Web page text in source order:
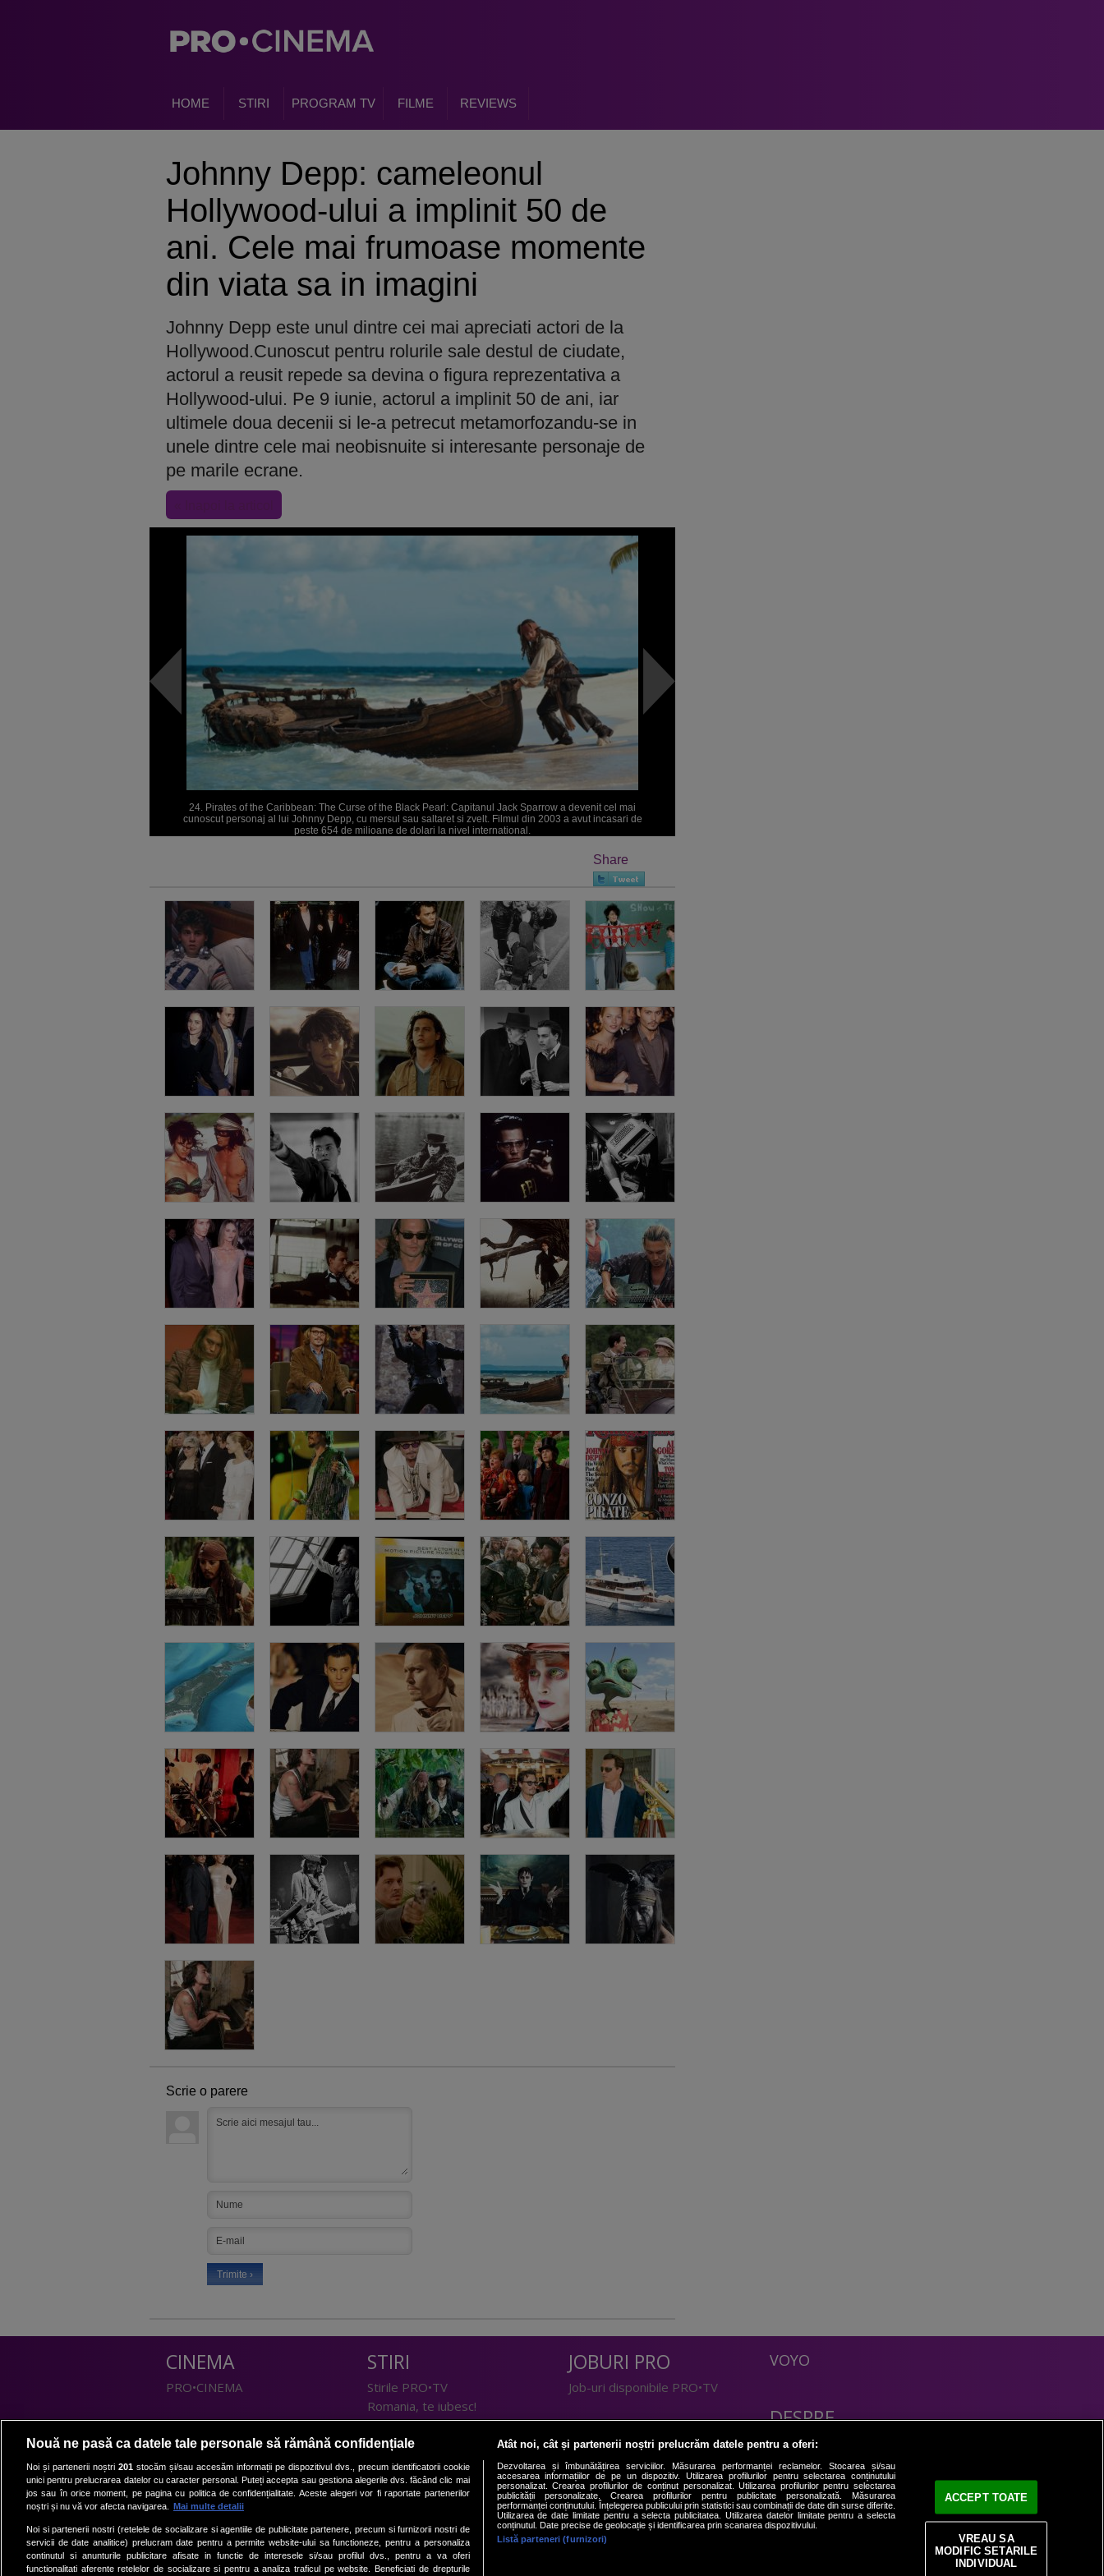
HOME STIRI PROGRAM TV FILME REVIEWS
Johnny Depp: cameleonul
Hollywood-ului a implinit 50 de
ani. Cele mai frumoase momente
din viata sa in imagini
Johnny Depp este unul dintre cei mai apreciati actori de la
Hollywood.Cunoscut pentru rolurile sale destul de ciudate,
actorul a reusit repede sa devina o figura reprezentativa a
Hollywood-ului. Pe 9 iunie, actorul a implinit 50 de ani, iar
ultimele doua decenii si le-a petrecut metamorfozandu-se in
unele dintre cele mai neobisnuite si interesante personaje de
pe marile ecrane.
24. Pirates of the Caribbean: The Curse of the Black Pearl: Capitanul Jack Sparrow a devenit cel mai
cunoscut personaj al lui Johnny Depp, cu mersul sau saltaret si zvelt. Filmul din 2003 a avut incasari de
peste 654 de milioane de dolari la nivel international.
Share
Scrie o parere
CINEMA
PRO•CINEMA
DIVERTISMENT
PRO•TV
Romanii au talent
Vocea Romaniei
Las Fierbinti
La Maruta
Apropo TV
STIRI
Stirile PRO•TV
Romania, te iubesc!
TEHNOLOGIE
I Like IT
SPORT
Sport.ro
JOBURI PRO
Job-uri disponibile PRO•TV
LIFESTYLE
Doctor de Bine
Acasă
Acasă Gold
Perfecte
DeBarbati
VOYO
DESPRE
Politica Confidentialitate
Contact
Nouă ne pasă ca datele tale personale să rămână confidențiale
Noi și partenerii noștri 201stocăm și/sau accesăm informații pe dispozitivul dvs., precum identificatorii cookie
unici pentru prelucrarea datelor cu caracter personal. Puteți accepta sau gestiona alegerile dvs. făcând clic mai
jos sau în orice moment, pe pagina cu politica de confidențialitate. Aceste alegeri vor fi raportate partenerilor
noștri și nu vă vor afecta navigarea.
Mai multe detalii
Noi si partenerii nostri (retelele de socializare si agentiile de publicitate partenere, precum si furnizorii nostri de
servicii de date analitice) prelucram date pentru a permite website-ului sa functioneze, pentru a personaliza
continutul si anunturile publicitare afisate in functie de interesele si/sau profilul dvs., pentru a va oferi
functionalitati aferente retelelor de socializare si pentru a analiza traficul pe website. Beneficiati de drepturile
Atât noi, cât și partenerii noștri prelucrăm datele pentru a oferi:
Dezvoltarea și îmbunătățirea serviciilor. Măsurarea performanței reclamelor. Stocarea și/sau
accesarea informațiilor de pe un dispozitiv. Utilizarea profilurilor pentru selectarea conținutului
personalizat. Crearea profilurilor de conținut personalizat. Utilizarea profilurilor pentru selectarea
publicității personalizate. Crearea profilurilor pentru publicitate personalizată. Măsurarea
performanței conținutului. Înțelegerea publicului prin statistici sau combinații de date din surse diferite.
Utilizarea de date limitate pentru a selecta publicitatea. Utilizarea datelor limitate pentru a selecta
conținutul. Date precise de geolocație și identificarea prin scanarea dispozitivului.
Listă parteneri (furnizori)
ACCEPT TOATE
VREAU SA
MODIFIC SETARILE
INDIVIDUAL